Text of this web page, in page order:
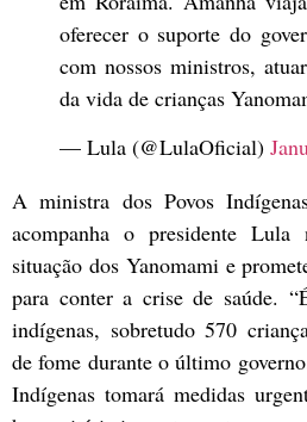
oferecer o suporte do
com nossos ministros,
da vida de crianças
— Lula (@LulaOficial)
A ministra dos Povos
acompanha o presidente
situação dos Yanomami e
para conter a crise de saúde.
indígenas, sobretudo 570
de fome durante o último
Indígenas tomará medidas